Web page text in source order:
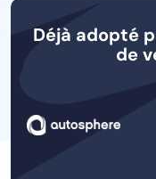
Déjà adopté
de